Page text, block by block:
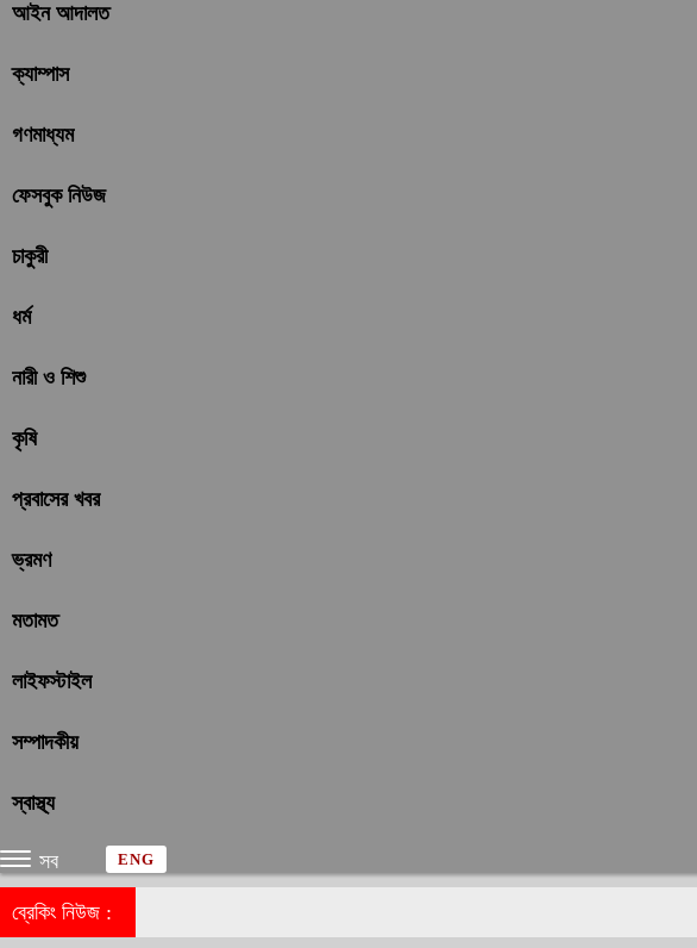
আইন আদালত
ক্যাম্পাস
গণমাধ্যম
ফেসবুক নিউজ
চাকুরী
ধর্ম
নারী ও শিশু
কৃষি
প্রবাসের খবর
ভ্রমণ
মতামত
লাইফস্টাইল
সম্পাদকীয়
স্বাস্থ্য
সব ENG
ব্রেকিং নিউজ :